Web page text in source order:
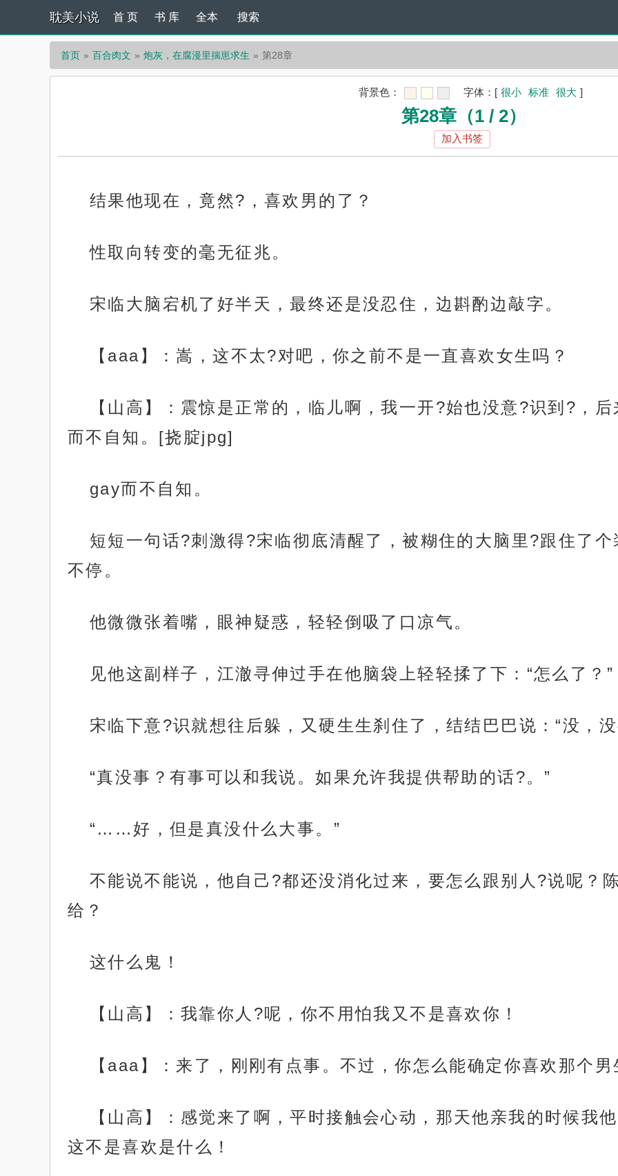
耽美小说 首 页 书 库 全本 搜索
首页 百合肉文 炮灰，在腐漫里揣崽求生 第28章
背景色： 字体： [ 很小 标准 很大 ]
第28章（1 / 2）
加入书签
结果他现在，竟然?，喜欢男的了？
性取向转变的毫无征兆。
宋临大脑宕机了好半天，最终还是没忍住，边斟酌边敲字。
【aaa】：嵩，这不太?对吧，你之前不是一直喜欢女生吗？
【山高】：震惊是正常的，临儿啊，我一开?始也没意?识到?，
而不自知。[挠腚jpg]
gay而不自知。
短短一句话?刺激得?宋临彻底清醒了，被糊住的大脑里?跟住了
不停。
他微微张着嘴，眼神疑惑，轻轻倒吸了口凉气。
见他这副样子，江澈寻伸过手在他脑袋上轻轻揉了下：“怎么了？”
宋临下意?识就想往后躲，又硬生生刹住了，结结巴巴说：“没，没
“真没事？有事可以和我说。如果允许我提供帮助的话?。”
“……好，但是真没什么大事。”
不能说不能说，他自己?都还没消化过来，要怎么跟别人?说呢？
给？
这什么鬼！
【山高】：我靠你人?呢，你不用怕我又不是喜欢你！
【aaa】：来了，刚刚有点事。不过，你怎么能确定你喜欢那个男
【山高】：感觉来了啊，平时接触会心动，那天他亲我的时候我
这不是喜欢是什么！